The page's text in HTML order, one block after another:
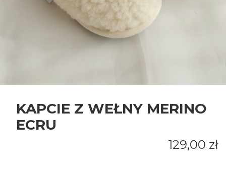
KAPCIE Z WEŁNY MERINO
ECRU
Cena
129,00 zł